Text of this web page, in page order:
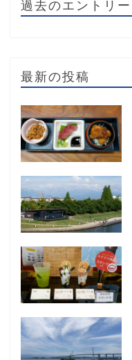
過去のエントリー
最新の投稿